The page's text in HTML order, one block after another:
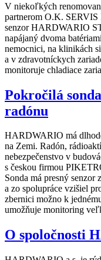
V niekoľkých
partnerom O.K. SERVIS
senzor HARDWARIO
napájaný dvoma
nemocnici, na klinikách
a v zdravotníckych
monitoruje chladiace
Pokročilá
radónu
HARDWARIO má
na Zemi. Radón,
nebezpečenstvo v
s českou firmou
Sonda má presný
a zo spolupráce vzišiel
zbernici možno k
umožňuje monitoring
O spoločnosti